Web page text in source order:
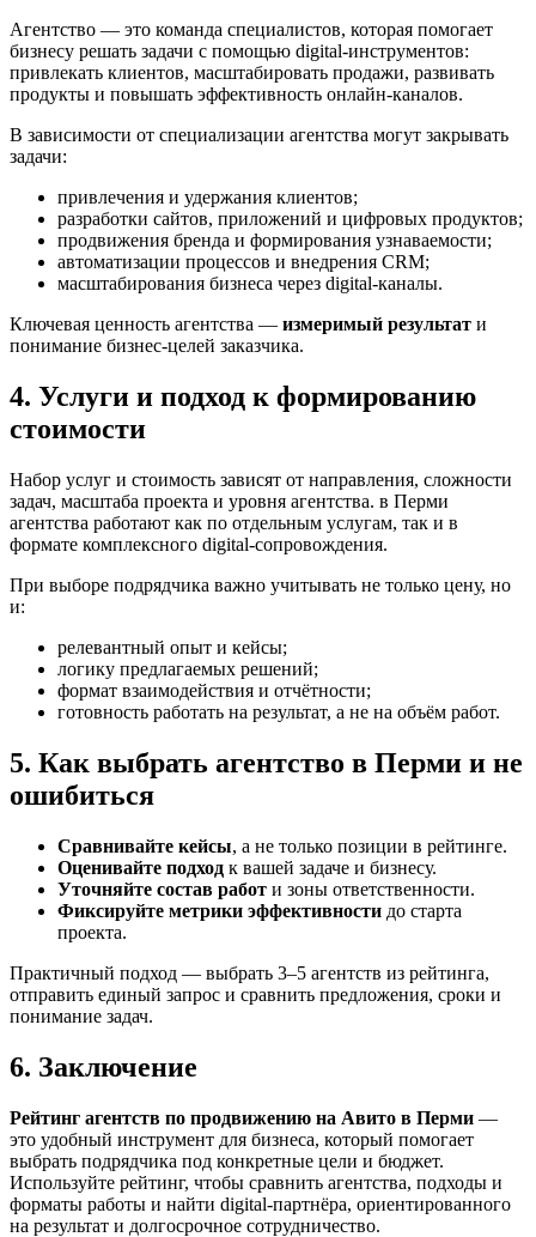
Агентство — это команда специалистов, которая помогает
бизнесу решать задачи с помощью digital-инструментов:
привлекать клиентов, масштабировать продажи, развивать
продукты и повышать эффективность онлайн-каналов.
В зависимости от специализации агентства могут закрывать
задачи:
привлечения и удержания клиентов;
разработки сайтов, приложений и цифровых продуктов;
продвижения бренда и формирования узнаваемости;
автоматизации процессов и внедрения CRM;
масштабирования бизнеса через digital-каналы.
Ключевая ценность агентства — измеримый результат и
понимание бизнес-целей заказчика.
4. Услуги и подход к формированию
стоимости
Набор услуг и стоимость зависят от направления, сложности
задач, масштаба проекта и уровня агентства. в Перми
агентства работают как по отдельным услугам, так и в
формате комплексного digital-сопровождения.
При выборе подрядчика важно учитывать не только цену, но
и:
релевантный опыт и кейсы;
логику предлагаемых решений;
формат взаимодействия и отчётности;
готовность работать на результат, а не на объём работ.
5. Как выбрать агентство в Перми и не
ошибиться
Сравнивайте кейсы, а не только позиции в рейтинге.
Оценивайте подход к вашей задаче и бизнесу.
Уточняйте состав работ и зоны ответственности.
Фиксируйте метрики эффективности до старта
проекта.
Практичный подход — выбрать 3–5 агентств из рейтинга,
отправить единый запрос и сравнить предложения, сроки и
понимание задач.
6. Заключение
Рейтинг агентств по продвижению на Авито в Перми —
это удобный инструмент для бизнеса, который помогает
выбрать подрядчика под конкретные цели и бюджет.
Используйте рейтинг, чтобы сравнить агентства, подходы и
форматы работы и найти digital-партнёра, ориентированного
на результат и долгосрочное сотрудничество.